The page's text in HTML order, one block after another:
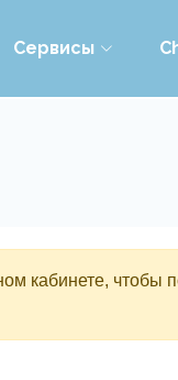
Сервисы
кабинете, чтобы